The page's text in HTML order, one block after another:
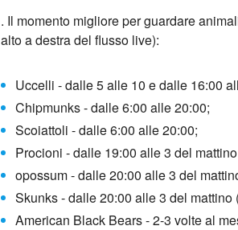
. Il momento migliore per guardare
alto a destra del flusso live):
Uccelli - dalle 5 alle 10 e dalle 16:00
Chipmunks - dalle 6:00 alle 20:00;
Scoiattoli - dalle 6:00 alle 20:00;
Procioni - dalle 19:00 alle 3 del
opossum - dalle 20:00 alle 3 del
Skunks - dalle 20:00 alle 3 del
American Black Bears - 2-3 volte al